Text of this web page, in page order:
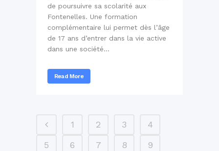
de poursuivre sa scolarité aux
Fontenelles. Une formation
complémentaire lui permet dès l’âge
de 17 ans d’entrer dans la vie active
dans une société...
Read More
1 2 3
4
5
6 7 8
9